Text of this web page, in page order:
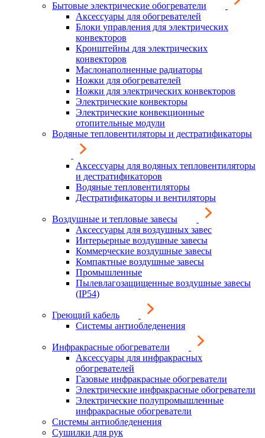
Бытовые электрические обогреватели
Аксессуары для обогревателей
Блоки управления для электрических
конвекторов
Кронштейны для электрических
конвекторов
Маслонаполненные радиаторы
Ножки для обогревателей
Ножки для электрических конвекторов
Электрические конвекторы
Электрические конвекционные
отопительные модули
Водяные тепловентиляторы и дестратификаторы
Аксессуары для водяных тепловентиляторы
и дестратификаторов
Водяные тепловентиляторы
Дестратификаторы и вентиляторы
Воздушные и тепловые завесы
Аксессуары для воздушных завес
Интерьерные воздушные завесы
Коммерческие воздушные завесы
Компактные воздушные завесы
Промышленные
Пылевлагозащищенные воздушные завесы
(IP54)
Греющий кабель
Системы антиобледенения
Инфракрасные обогреватели
Аксессуары для инфракрасных
обогревателей
Газовые инфракрасные обогреватели
Электрические инфракрасные обогреватели
Электрические полупромышленные
инфракрасные обогреватели
Системы антиобледенения
Сушилки для рук